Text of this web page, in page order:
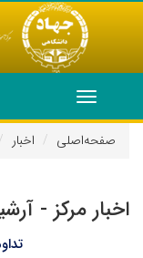
Toggle
navigation
صفحه‌اصلی
اخبار
اخبار مرکز -